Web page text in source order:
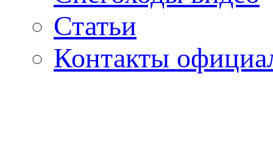
Статьи
Контакты